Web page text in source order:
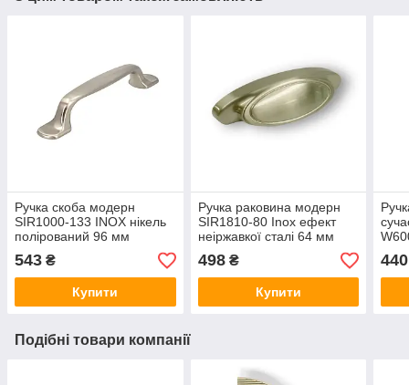
Ручка скоба модерн
SIR1000-133 INOX нікель
полірований 96 мм
543 ₴
Купити
Ручка раковина модерн
SIR1810-80 Inox ефект
неіржавкої сталі 64 мм
498₴
Купити
440
Подібні товари компанії